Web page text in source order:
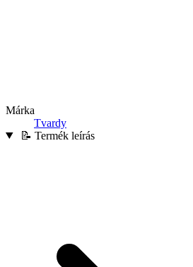
Márka
Tvardy
📝 Termék leírás